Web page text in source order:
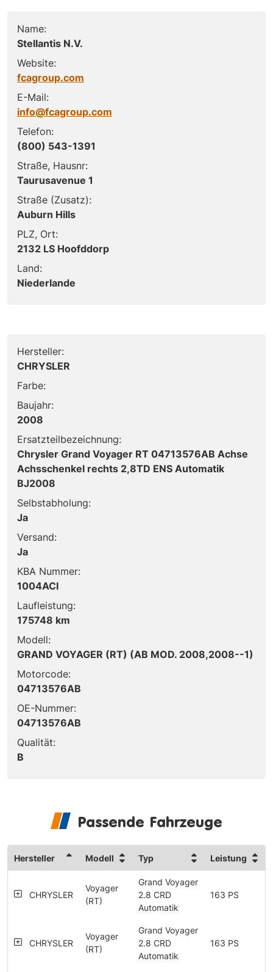
Name:
Stellantis N.V.
Website:
fcagroup.com
E-Mail:
info@fcagroup.com
Telefon:
(800) 543-1391
Straße, Hausnr:
Taurusavenue 1
Straße (Zusatz):
Auburn Hills
PLZ, Ort:
2132 LS Hoofddorp
Land:
Niederlande
Hersteller:
CHRYSLER
Farbe:
Baujahr:
2008
Ersatzteilbezeichnung:
Chrysler Grand Voyager RT 04713576AB Achse
Achsschenkel rechts 2,8TD ENS Automatik
BJ2008
Selbstabholung:
Ja
Versand:
Ja
KBA Nummer:
1004ACI
Laufleistung:
175748 km
Modell:
GRAND VOYAGER (RT) (AB MOD. 2008,2008--1)
Motorcode:
04713576AB
OE-Nummer:
04713576AB
Qualität:
B
Passende Fahrzeuge
Hersteller Modell Typ Leistung
CHRYSLER
Voyager
(RT)
Grand Voyager
2.8 CRD
Automatik
163 PS
CHRYSLER
Voyager
(RT)
Grand Voyager
2.8 CRD
Automatik
163 PS